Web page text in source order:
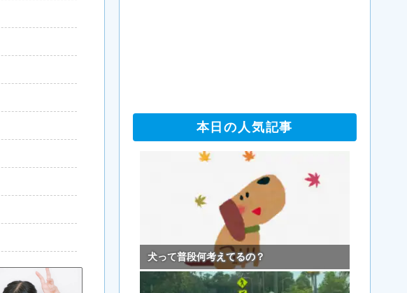
本日の人気記事
犬って普段何考えてるの？